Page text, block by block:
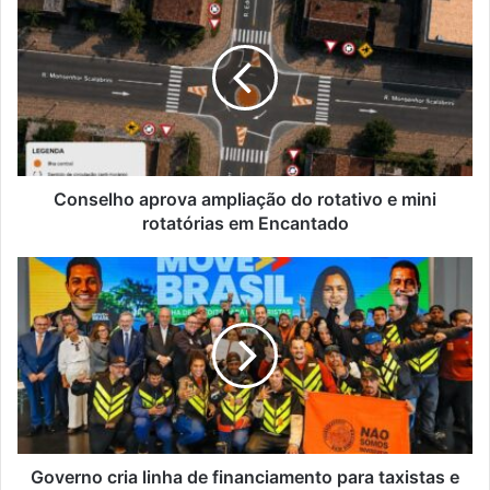
aprova
ampliação
do
rotativo
e
mini
rotatórias
em
EncantadoConselho aprova ampliação do rotativo e mini
rotatórias em Encantado
Governo
linha
de
financiamento
para
taxistas
motoristas
deGoverno cria linha de financiamento para taxistas e